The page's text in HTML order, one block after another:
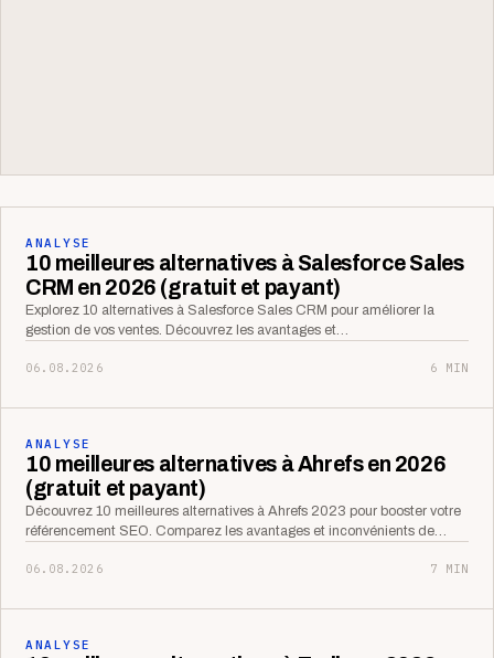
ANALYSE
10 meilleures alternatives à Salesforce Sales
CRM en 2026 (gratuit et payant)
Explorez 10 alternatives à Salesforce Sales CRM pour améliorer la
gestion de vos ventes. Découvrez les avantages et…
06.08.2026 6 MIN
ANALYSE
10 meilleures alternatives à Ahrefs en 2026
(gratuit et payant)
Découvrez 10 meilleures alternatives à Ahrefs 2023 pour booster votre
référencement SEO. Comparez les avantages et inconvénients de…
06.08.2026 7 MIN
ANALYSE